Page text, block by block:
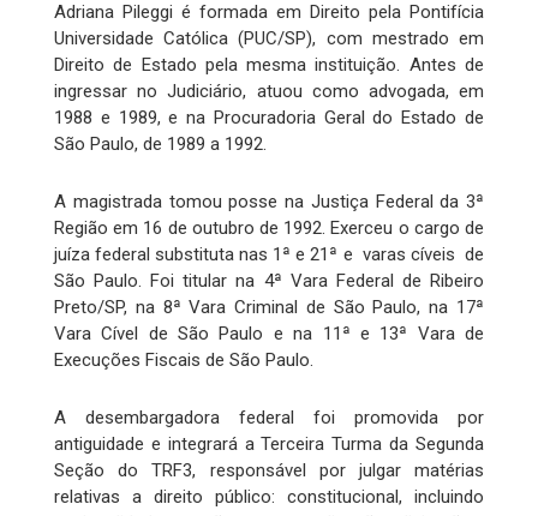
Adriana Pileggi é formada em Direito pela Pontifícia
Universidade Católica (PUC/SP), com mestrado em
Direito de Estado pela mesma instituição. Antes de
ingressar no Judiciário, atuou como advogada, em
1988 e 1989, e na Procuradoria Geral do Estado de
São Paulo, de 1989 a 1992.
A magistrada tomou posse na Justiça Federal da 3ª
Região em 16 de outubro de 1992. Exerceu o cargo de
juíza federal substituta nas 1ª e 21ª e varas cíveis de
São Paulo. Foi titular na 4ª Vara Federal de Ribeiro
Preto/SP, na 8ª Vara Criminal de São Paulo, na 17ª
Vara Cível de São Paulo e na 11ª e 13ª Vara de
Execuções Fiscais de São Paulo.
A desembargadora federal foi promovida por
antiguidade e integrará a Terceira Turma da Segunda
Seção do TRF3, responsável por julgar matérias
relativas a direito público: constitucional, incluindo